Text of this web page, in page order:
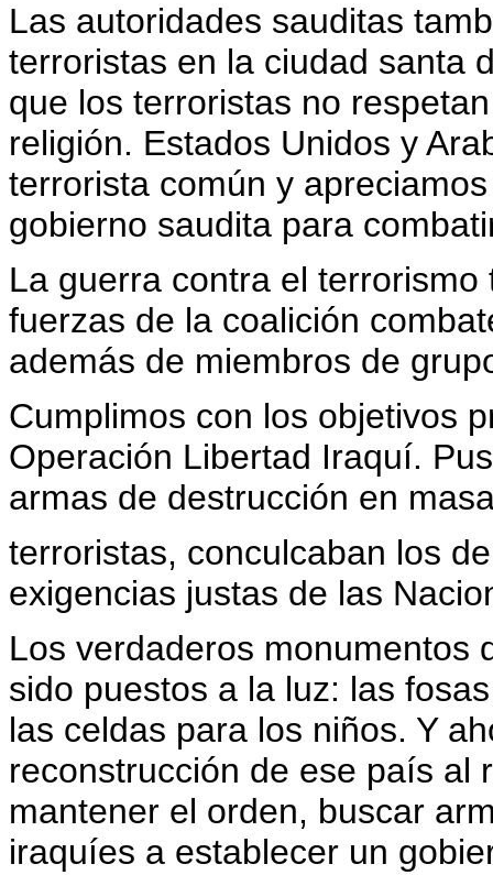
Las autoridades sauditas
terroristas en la ciudad santa
que los terroristas no
religión. Estados Unidos y
terrorista común y
gobierno saudita para
La guerra contra el
fuerzas de la coalición
además de miembros de
Cumplimos con los objetivos
Operación Libertad Iraquí.
armas de destrucción en
terroristas, conculcaban los
exigencias justas de las
Los verdaderos monumentos
sido puestos a la luz: las
las celdas para los niños. Y
reconstrucción de ese país al
mantener el orden, buscar
iraquíes a establecer un